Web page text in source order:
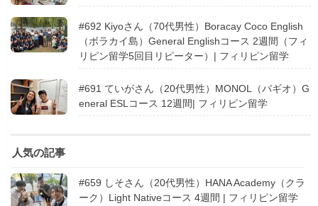
#692 Kiyoさん（70代男性）Boracay Coco English
（ボラカイ島）General Englishコース 2週間（フィ
リピン留学5回目リピーター）| フィリピン留学
#691 ていがさん（20代男性）MONOL（バギオ）G
eneral ESLコース 12週間| フィリピン留学
人気の記事
#659 しそさん（20代男性）HANA Academy（クラ
ーク）Light Nativeコース 4週間 | フィリピン留学